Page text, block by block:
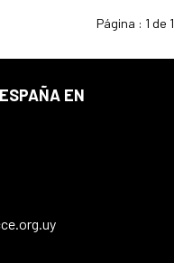
Página : 1 de 1
EN